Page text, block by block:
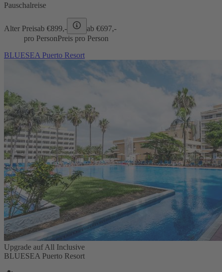
Pauschalreise
Alter Preisab €899,- ab €697,-
pro PersonPreis pro Person
BLUESEA Puerto Resort
Upgrade auf All Inclusive
BLUESEA Puerto Resort